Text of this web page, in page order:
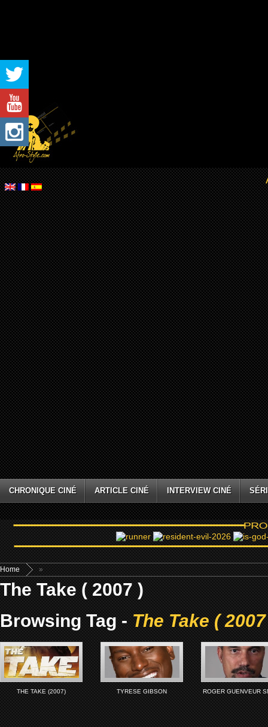
CHRONIQUE CINÉ ARTICLE CINÉ INTERVIEW CINÉ
Home »
The Take ( 2007 )
Browsing Tag -The Take (
THE TAKE (2007) TYRESE GIBSON ROGER GUENVEUR